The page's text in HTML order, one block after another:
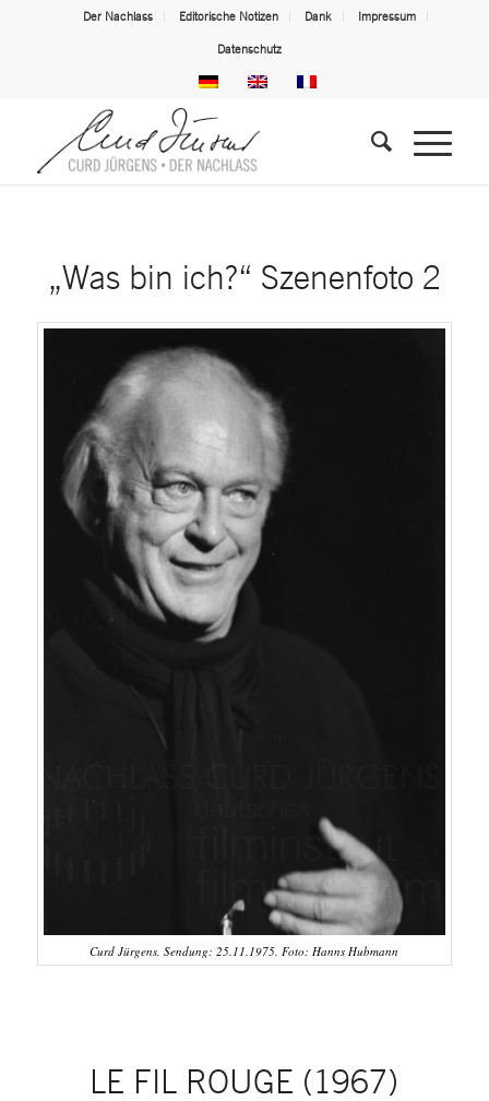
Der Nachlass Editorische Notizen Dank Impressum
Datenschutz
„Was bin ich?“ Szenenfoto 2
Curd Jürgens, Sendung: 25.11.1975. Foto: Hanns Hubmann
LE FIL ROUGE (1967)